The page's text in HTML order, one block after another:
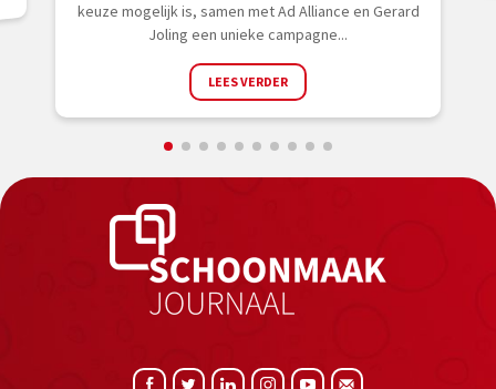
keuze mogelijk is, samen met Ad Alliance en Gerard
Joling een unieke campagne...
LEES VERDER